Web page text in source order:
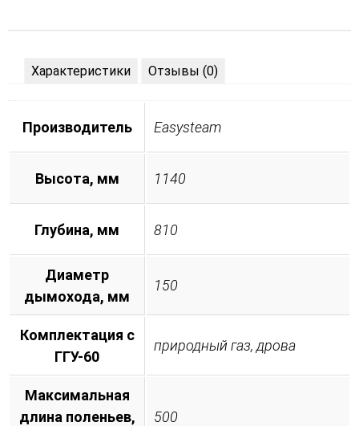
Характеристики Отзывы (0)
Производитель Easysteam
Высота, мм 1140
Глубина, мм 810
Диаметр
дымохода, мм
150
Комплектация с
ГГУ-60
природный газ, дрова
Максимальная
длина поленьев,
500